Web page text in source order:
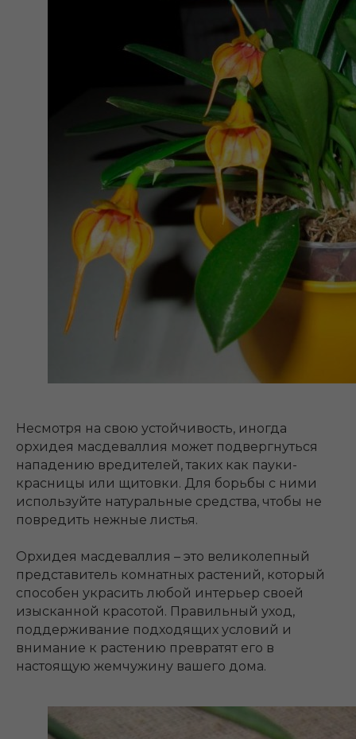
Несмотря на свою устойчивость, иногда
орхидея масдеваллия может подвергнуться
нападению вредителей, таких как пауки-
красницы или щитовки. Для борьбы с ними
используйте натуральные средства, чтобы не
повредить нежные листья.
Орхидея масдеваллия – это великолепный
представитель комнатных растений, который
способен украсить любой интерьер своей
изысканной красотой. Правильный уход,
поддерживание подходящих условий и
внимание к растению превратят его в
настоящую жемчужину вашего дома.